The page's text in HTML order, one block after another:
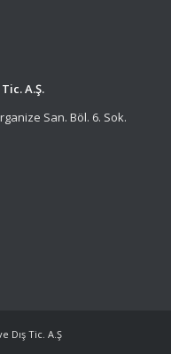
A.Ş.
San. Böl. 6. Sok.
Dış Tic. A.Ş